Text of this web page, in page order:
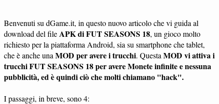
Benvenuti su dGame.it, in questo nuovo articolo che vi guida al
download del fileAPK di FUT SEASONS 18, un gioco molto
richiesto per la piattaforma Android, sia su smartphone che tablet,
che è anche una MOD per avere i trucchi. Questa MOD vi attiva i
trucchi FUT SEASONS 18 per avere Monete infinite e nessuna
pubblicità, ed è quindi ciò che molti chiamano "hack".
I passaggi, in breve, sono 4: